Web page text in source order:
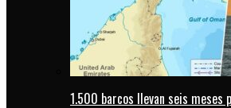
1.500 barcos llevan seis meses